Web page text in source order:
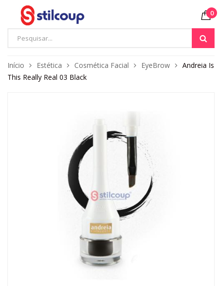
0
Início Estética Cosmética Facial EyeBrow
Andreia Is
This Really Real 03 Black